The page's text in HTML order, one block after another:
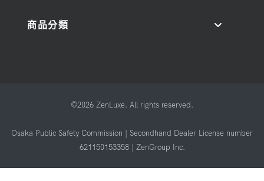
商品分類
©2026 ZenLuxe. All rights reserved.
Osaka Public Safety Commission | Secondhand Dealer License number
621150153358 | ZenGroup Inc.